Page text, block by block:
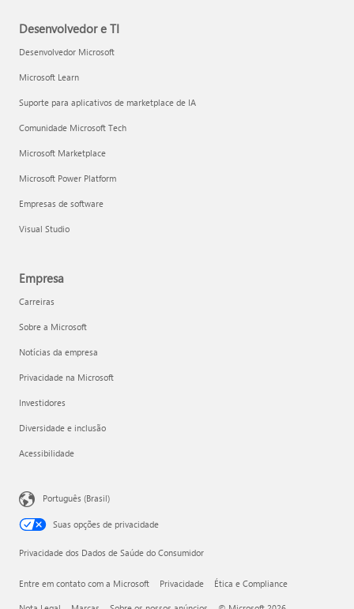
Desenvolvedor e TI
Desenvolvedor Microsoft
Microsoft Learn
Suporte para aplicativos de marketplace de IA
Comunidade Microsoft Tech
Microsoft Marketplace
Microsoft Power Platform
Empresas de software
Visual Studio
Empresa
Carreiras
Sobre a Microsoft
Notícias da empresa
Privacidade na Microsoft
Investidores
Diversidade e inclusão
Acessibilidade
Português (Brasil)
Suas opções de privacidade
Privacidade dos Dados de Saúde do Consumidor
Entre em contato com a Microsoft Privacidade Ética e Compliance